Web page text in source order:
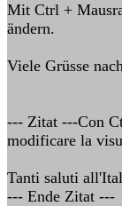
Mit Ctrl +
ändern.
Viele Grüsse
--- Zitat ---Con
modificare la
Tanti saluti
--- Ende Zitat ---